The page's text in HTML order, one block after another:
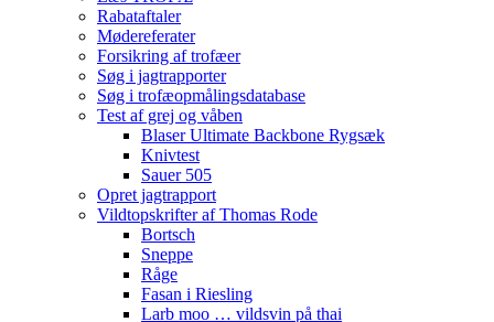
Rabataftaler
Mødereferater
Forsikring af trofæer
Søg i jagtrapporter
Søg i trofæopmålingsdatabase
Test af grej og våben
Blaser Ultimate Backbone Rygsæk
Knivtest
Sauer 505
Opret jagtrapport
Vildtopskrifter af Thomas Rode
Bortsch
Sneppe
Råge
Fasan i Riesling
Larb moo … vildsvin på thai